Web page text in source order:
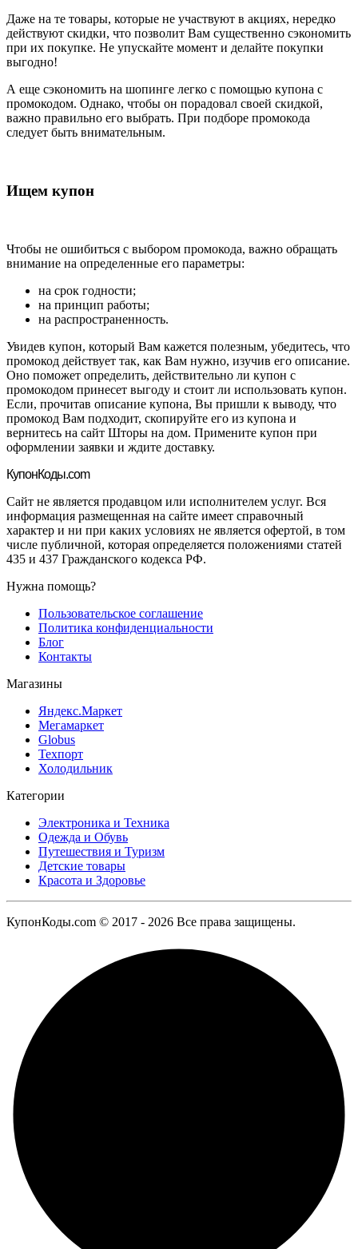
Даже на те товары, которые не участвуют в акциях, нередко
действуют скидки, что позволит Вам существенно сэкономить
при их покупке. Не упускайте момент и делайте покупки
выгодно!
А еще сэкономить на шопинге легко с помощью купона с
промокодом. Однако, чтобы он порадовал своей скидкой,
важно правильно его выбрать. При подборе промокода
следует быть внимательным.
Ищем купон
Чтобы не ошибиться с выбором промокода, важно обращать
внимание на определенные его параметры:
на срок годности;
на принцип работы;
на распространенность.
Увидев купон, который Вам кажется полезным, убедитесь, что
промокод действует так, как Вам нужно, изучив его описание.
Оно поможет определить, действительно ли купон с
промокодом принесет выгоду и стоит ли использовать купон.
Если, прочитав описание купона, Вы пришли к выводу, что
промокод Вам подходит, скопируйте его из купона и
вернитесь на сайт Шторы на дом. Примените купон при
оформлении заявки и ждите доставку.
КупонКоды.com
Сайт не является продавцом или исполнителем услуг. Вся
информация размещенная на сайте имеет справочный
характер и ни при каких условиях не является офертой, в том
числе публичной, которая определяется положениями статей
435 и 437 Гражданского кодекса РФ.
Нужна помощь?
Пользовательское соглашение
Политика конфиденциальности
Блог
Контакты
Магазины
Яндекс.Маркет
Мегамаркет
Globus
Техпорт
Холодильник
Категории
Электроника и Техника
Одежда и Обувь
Путешествия и Туризм
Детские товары
Красота и Здоровье
КупонКоды.com © 2017 - 2026 Все права защищены.